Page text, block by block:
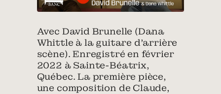
Avec David Brunelle (Dana
Whittle à la guitare d’arrière
scène). Enregistré en février
2022 à Sainte-Béatrix,
Québec. La première pièce,
une composition de Claude,